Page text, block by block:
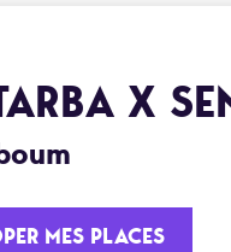
X
MES PLACES